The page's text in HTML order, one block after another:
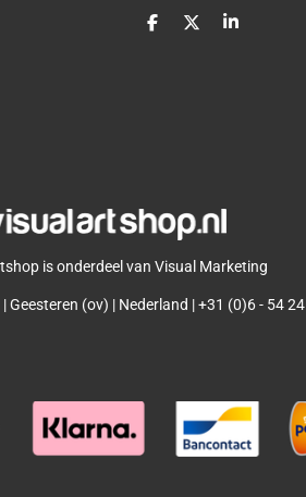
D
D
S
is onderdeel van Visual Marketing
| Geesteren (ov) | Nederland | +31 (0)6 - 54